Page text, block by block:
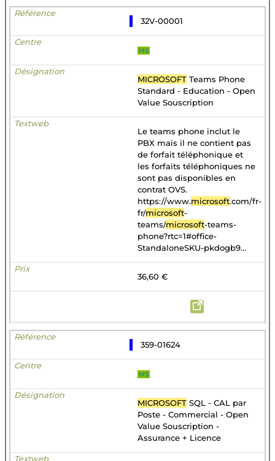
32V-00001
MS
MICROSOFT Teams Phone
Standard - Education - Open
Value Souscription
Le teams phone inclut le
PBX mais il ne contient pas
de forfait téléphonique et
les forfaits téléphoniques ne
sont pas disponibles en
contrat OVS.
https://www.microsoft.com/fr-
fr/microsoft-
teams/microsoft-teams-
phone?rtc=1#office-
StandaloneSKU-pkdogb9...
36,60 €
359-01624
MS
MICROSOFT SQL - CAL par
Poste - Commercial - Open
Value Souscription -
Assurance + Licence